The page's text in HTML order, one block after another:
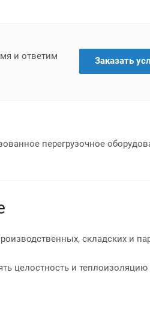
и ответим
Заказать
перегрузочное
складских и
целостность и